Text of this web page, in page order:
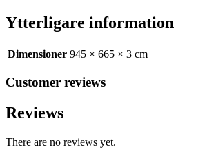
Ytterligare information
Dimensioner 945 × 665 × 3 cm
Customer reviews
Reviews
There are no reviews yet.